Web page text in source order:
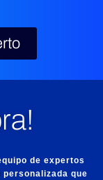
de expertos
que